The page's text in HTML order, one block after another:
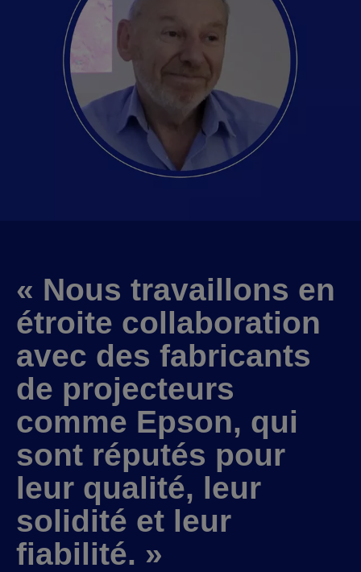
« Nous travaillons en
étroite collaboration
avec des fabricants
de projecteurs
comme Epson, qui
sont réputés pour
leur qualité, leur
solidité et leur
fiabilité. »